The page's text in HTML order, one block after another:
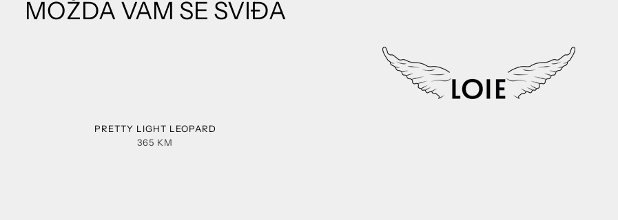
MOŽDA VAM SE SVIĐA
PRETTY LIGHT LEOPARD
365 KM